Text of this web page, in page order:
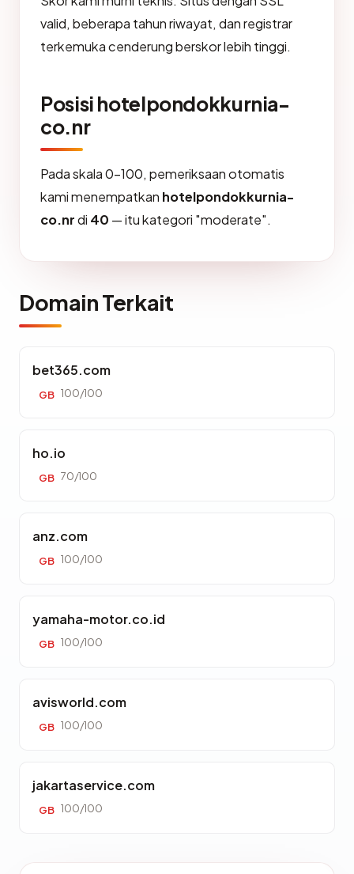
valid, beberapa tahun riwayat, dan registrar
terkemuka cenderung berskor lebih tinggi.
Posisi hotelpondokkurnia-
co.nr
Pada skala 0-100, pemeriksaan otomatis
kami menempatkan hotelpondokkurnia-
co.nrdi 40 — itu kategori "moderate".
Domain Terkait
bet365.com
GB 100/100
ho.io
GB 70/100
anz.com
GB 100/100
yamaha-motor.co.id
GB 100/100
avisworld.com
GB 100/100
jakartaservice.com
GB 100/100